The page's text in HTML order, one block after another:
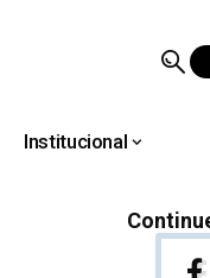
Institucional